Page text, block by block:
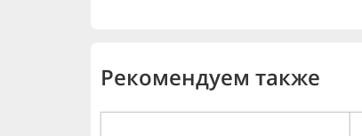
Рекомендуем также